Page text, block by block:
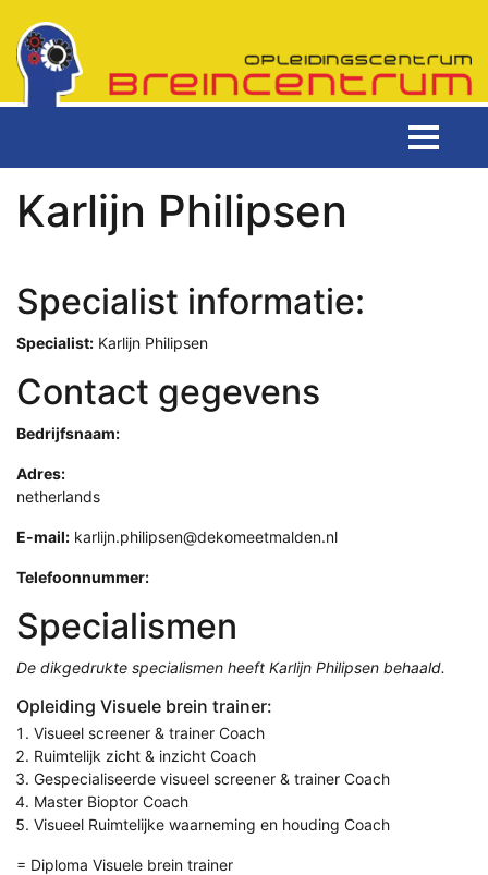
Karlijn Philipsen
Specialist informatie:
Specialist: Karlijn Philipsen
Contact gegevens
Bedrijfsnaam:
Adres:
netherlands
E-mail: karlijn.philipsen@dekomeetmalden.nl
Telefoonnummer:
Specialismen
De dikgedrukte specialismen heeft Karlijn Philipsen behaald.
Opleiding Visuele brein trainer:
Visueel screener & trainer Coach
Ruimtelijk zicht & inzicht Coach
Gespecialiseerde visueel screener & trainer Coach
Master Bioptor Coach
Visueel Ruimtelijke waarneming en houding Coach
= Diploma Visuele brein trainer